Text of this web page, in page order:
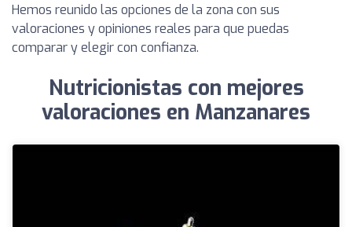
Hemos reunido las opciones de la zona con sus
valoraciones y opiniones reales para que puedas
comparar y elegir con confianza.
Nutricionistas con mejores
valoraciones en Manzanares